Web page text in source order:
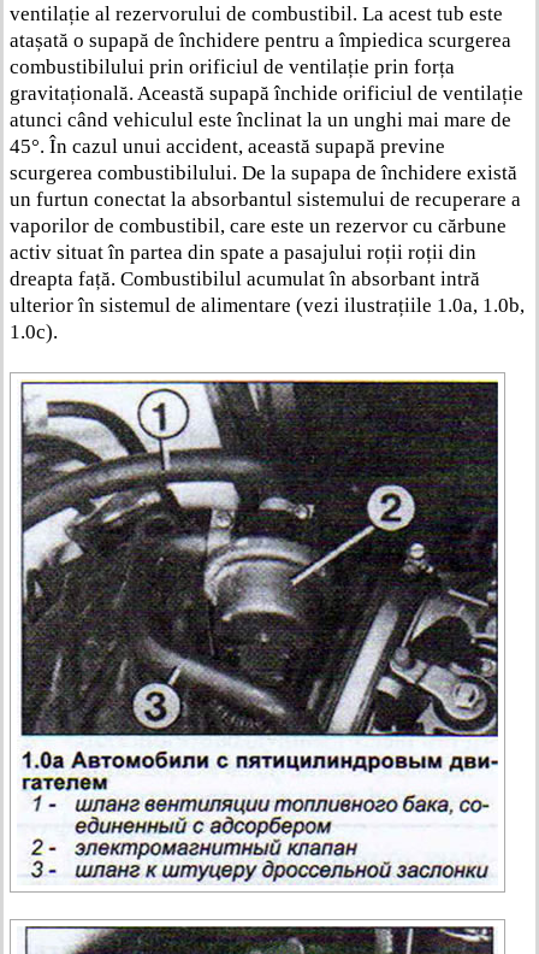
ventilație al rezervorului de combustibil. La acest tub este
atașată o supapă de închidere pentru a împiedica scurgerea
combustibilului prin orificiul de ventilație prin forța
gravitațională. Această supapă închide orificiul de ventilație
atunci când vehiculul este înclinat la un unghi mai mare de
45°. În cazul unui accident, această supapă previne
scurgerea combustibilului. De la supapa de închidere există
un furtun conectat la absorbantul sistemului de recuperare a
vaporilor de combustibil, care este un rezervor cu cărbune
activ situat în partea din spate a pasajului roții roții din
dreapta față. Combustibilul acumulat în absorbant intră
ulterior în sistemul de alimentare (vezi ilustrațiile 1.0a, 1.0b,
1.0c).